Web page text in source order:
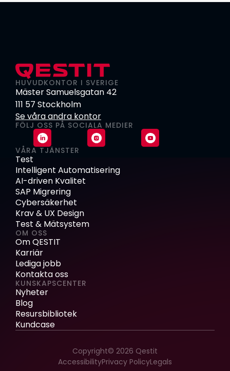
HUVUDKONTOR I SVERIGE
Mäster Samuelsgatan 42
111 57 Stockholm
Se våra andra kontor
FÖLJ OSS PÅ SOCIALA MEDIER
VÅRA TJÄNSTER
Test
Intelligent Automatisering
AI-driven Kvalitet
SAP Migrering
Cybersäkerhet
Krav & UX Design
Test & Mätsystem
OM OSS
Om QESTIT
Karriär
Lediga jobb
Kontakta oss
KUNSKAPSCENTER
Nyheter
Blog
Resursbibliotek
Kundcase
Copyright© 2026 Qestit
AccessibilityPrivacy PolicyLegals